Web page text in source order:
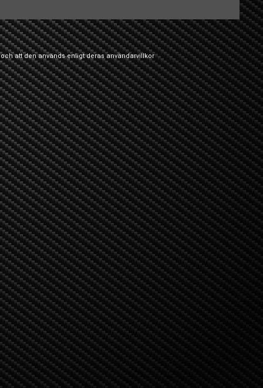
att den används enligt derasanvändarvillkor